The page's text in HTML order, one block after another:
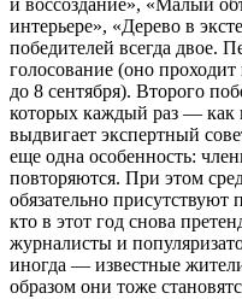
и воссоздание», «Малый
интерьере», «Дерево в
победителей всегда двое.
голосование (оно
до 8 сентября). Второго
которых каждый раз —
выдвигает экспертный
еще одна особенность:
повторяются. При этом
обязательно
кто в этот год снова
журналисты и
иногда — известные
образом они тоже